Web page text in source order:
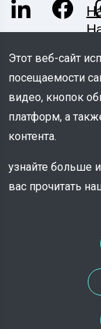
©
TROOV
Этот веб-сайт
посещаемости
видео, кнопок
платформ, а
контента.
узнайте больше
вас прочитать